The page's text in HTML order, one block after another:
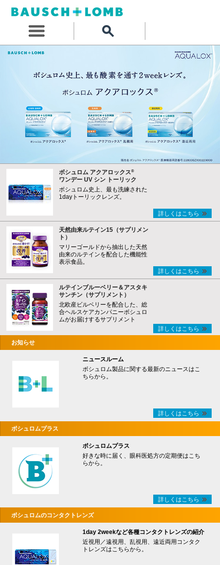
ボシュロム アクアロックス®
ワンデー UV シン トーリック
ボシュロム史上、最も洗練された
1dayトーリックレンズ。
詳しくはこちら
天然由来ルテイン15（サプリメン
ト）
マリーゴールドから抽出した天然
由来のルテインを配合した機能性
表示食品。
詳しくはこちら
ルテインブルーベリー＆アスタキ
サンチン（サプリメント）
北欧産ビルベリーを配合した、総
合ヘルスケアカンパニーボシュロ
ムがお届けするサプリメント
詳しくはこちら
お知らせ
ニュースルーム
ボシュロム製品に関する最新のニュースはこ
ちらから。
詳しくはこちら
ボシュロムプラス
ボシュロムプラス
好きな時に届く、眼科医処方の定期便はこち
らから。
詳しくはこちら
ボシュロムのコンタクトレンズ
1day 2weekなど各種コンタクトレンズの紹介
近視用／遠視用、乱視用、遠近両用コンタク
トレンズはこちらから。